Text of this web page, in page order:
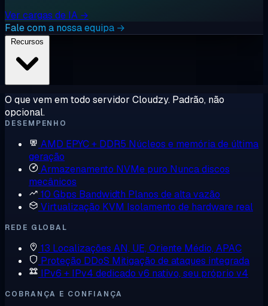
Ver cargas de IA →
Fale com a nossa equipa →
O que vem em todo servidor Cloudzy. Padrão, não
opcional.
DESEMPENHO
AMD EPYC + DDR5 Núcleos e memória de última
geração
Armazenamento NVMe puro Nunca discos
mecânicos
10 Gbps Bandwidth Planos de alta vazão
Virtualização KVM Isolamento de hardware real
REDE GLOBAL
13 Localizações AN, UE, Oriente Médio, APAC
Proteção DDoS Mitigação de ataques integrada
IPv6 + IPv4 dedicado v6 nativo, seu próprio v4
COBRANÇA E CONFIANÇA